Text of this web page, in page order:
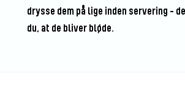
drysse dem på lige inden servering –
du, at de bliver bløde.